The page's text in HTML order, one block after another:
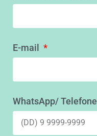
E-mail
WhatsApp/ Telefone